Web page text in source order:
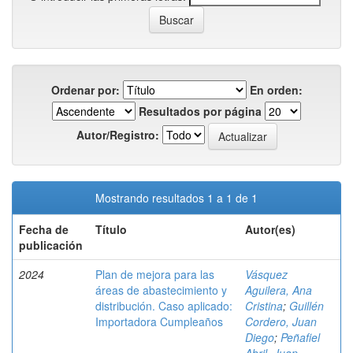
Ordenar por:
En orden:
Resultados por página
Autor/Registro:
Mostrando resultados 1 a 1 de 1
Fecha de
publicación
Título Autor(es)
2024
Plan de mejora para las
áreas de abastecimiento y
distribución. Caso aplicado:
Importadora Cumpleaños
Vásquez
Aguilera, Ana
Cristina; Guillén
Cordero, Juan
Diego; Peñafiel